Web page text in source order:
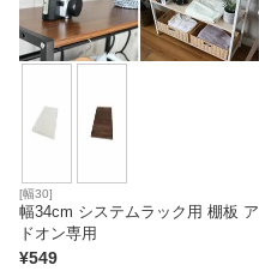
カーテン
マット
[幅30]
幅34cm システムラック用 棚板 ア
ドオン専用
¥549